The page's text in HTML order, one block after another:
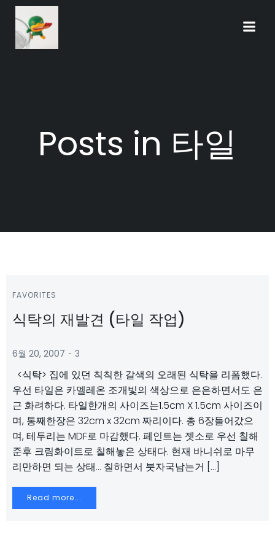
Posts in 타일
FAVORITES
식탁의 재발견 (타일 작업)
6월 20, 2007 - 3
<식탁> 집에 있던 칙칙한 갈색의 오래된 식탁을 리폼했다.
우선 타일은 카멜레온 조개빛의 색상으로 은은하면서도 은
근 화려하다. 타일한개의 사이즈는1.5cm X 1.5cm 사이즈이
며, 통째한장은 32cm x 32cm 짜리이다. 총 6장들어갔으
며, 테두리는 MDF로 마감했다. 페인트는 젯소로 우선 칠해
준후 크림화이트로 칠해놓은 상태다. 현재 바니쉬로 마무
리만하면 되는 상태… 칠하면서 붓자국남는거 […]
Read more...